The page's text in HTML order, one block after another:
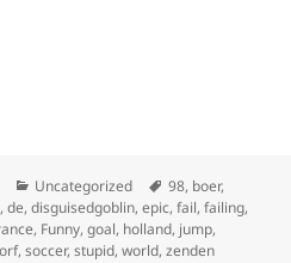
Categories
Uncategorized Tags
98, boer,
,de,disguisedgoblin,epic,fail,failing,
, Funny,goal, holland, jump,
,soccer,stupid,world,zenden